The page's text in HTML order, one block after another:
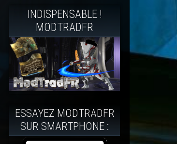
Search
for:
INDISPENSABLE !
MODTRADFR
ESSAYEZ MODTRADFR
SUR SMARTPHONE :